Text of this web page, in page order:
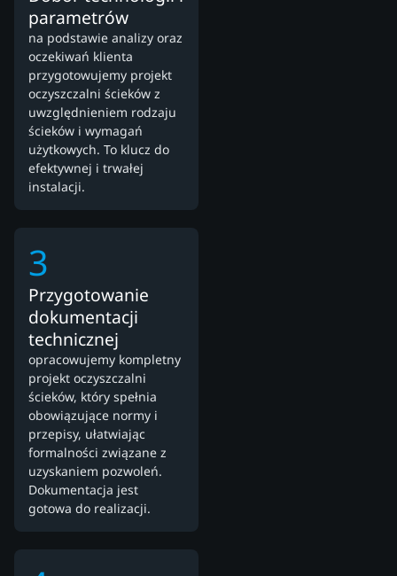
parametrów
na podstawie analizy oraz
oczekiwań klienta
przygotowujemy projekt
oczyszczalni ścieków z
uwzględnieniem rodzaju
ścieków i wymagań
użytkowych. To klucz do
efektywnej i trwałej
instalacji.
3
Przygotowanie
dokumentacji
technicznej
opracowujemy kompletny
projekt oczyszczalni
ścieków, który spełnia
obowiązujące normy i
przepisy, ułatwiając
formalności związane z
uzyskaniem pozwoleń.
Dokumentacja jest
gotowa do realizacji.